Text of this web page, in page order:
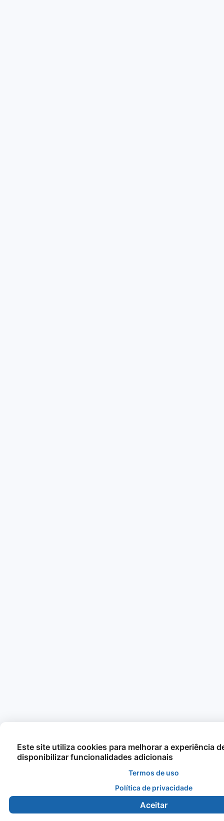
Este site utiliza cookies para melhorar a experiência
disponibilizar funcionalidades adicionais
Termos de uso
Política de privacidade
Aceitar